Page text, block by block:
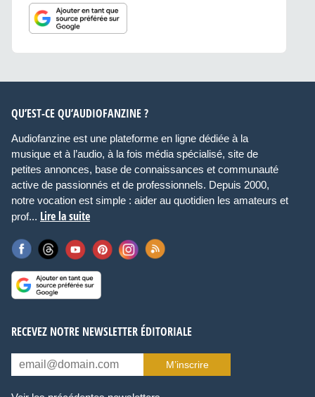
QU’EST-CE QU’AUDIOFANZINE ?
Audiofanzine est une plateforme en ligne dédiée à la
musique et à l’audio, à la fois média spécialisé, site de
petites annonces, base de connaissances et communauté
active de passionnés et de professionnels. Depuis 2000,
notre vocation est simple : aider au quotidien les amateurs et
prof... Lire la suite
RECEVEZ NOTRE NEWSLETTER ÉDITORIALE
M’inscrire